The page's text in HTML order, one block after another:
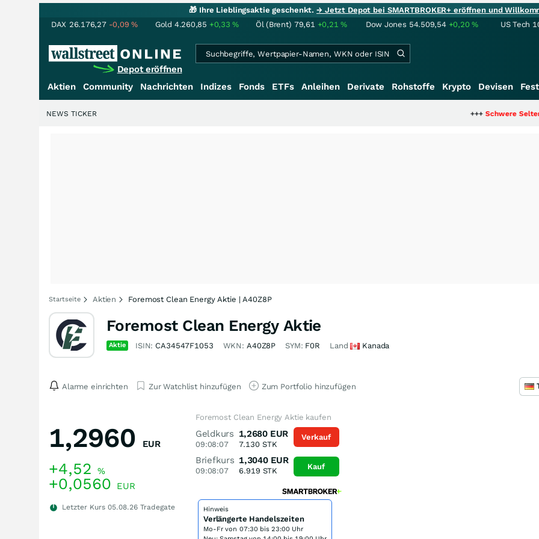
🎁 Ihre Lieblingsaktie geschenkt.→ Jetzt Depot bei SMARTBROKER+ eröffnen und
DAX 26.176,27 -0,09% Gold 4.260,85 +0,33% Öl (Brent) 79,61 +0,21% Dow Jones 54.509,54 +0,20% US Tech
Depot eröffnen
Aktien Community Nachrichten Indizes Fonds ETFs Anleihen Derivate Rohstoffe Krypto Devisen
Schwere Seltene Erden:
NEWS TICKER
Startseite Aktien Foremost Clean Energy Aktie | A40Z8P
Foremost Clean Energy Aktie
Aktie ISIN: CA34547F1053 WKN: A40Z8P SYM: F0R Land Kanada
Alarme einrichten Zur Watchlist hinzufügen Zum Portfolio hinzufügen
1,2960 EUR
+4,52 %
+0,0560 EUR
Letzter Kurs 05.08.26 Tradegate
Foremost Clean Energy Aktie kaufen
Geldkurs
09:08:07
1,2680 EUR
7.130STK
Briefkurs
09:08:07
1,3040 EUR
6.919 STK
Verkauf
Kauf
Hinweis
Verlängerte Handelszeiten
Mo-Fr von 07:30 bis 23:00 Uhr